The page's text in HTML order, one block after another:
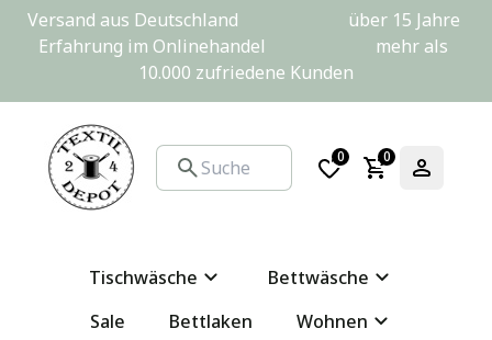
Versand aus Deutschland                         über 15 Jahre
Erfahrung im Onlinehandel                         mehr als
10.000 zufriedene Kunden
0 0
Tischwäsche
Bettwäsche
Sale
Bettlaken
Wohnen